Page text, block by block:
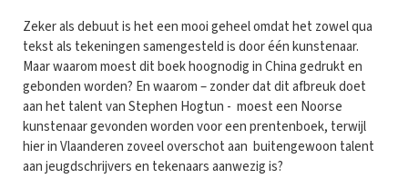
Zeker als debuut is het een mooi geheel omdat het zowel qua
tekst als tekeningen samengesteld is door één kunstenaar.
Maar waarom moest dit boek hoognodig in China gedrukt en
gebonden worden? En waarom – zonder dat dit afbreuk doet
aan het talent van Stephen Hogtun - moest een Noorse
kunstenaar gevonden worden voor een prentenboek, terwijl
hier in Vlaanderen zoveel overschot aan buitengewoon talent
aan jeugdschrijvers en tekenaars aanwezig is?